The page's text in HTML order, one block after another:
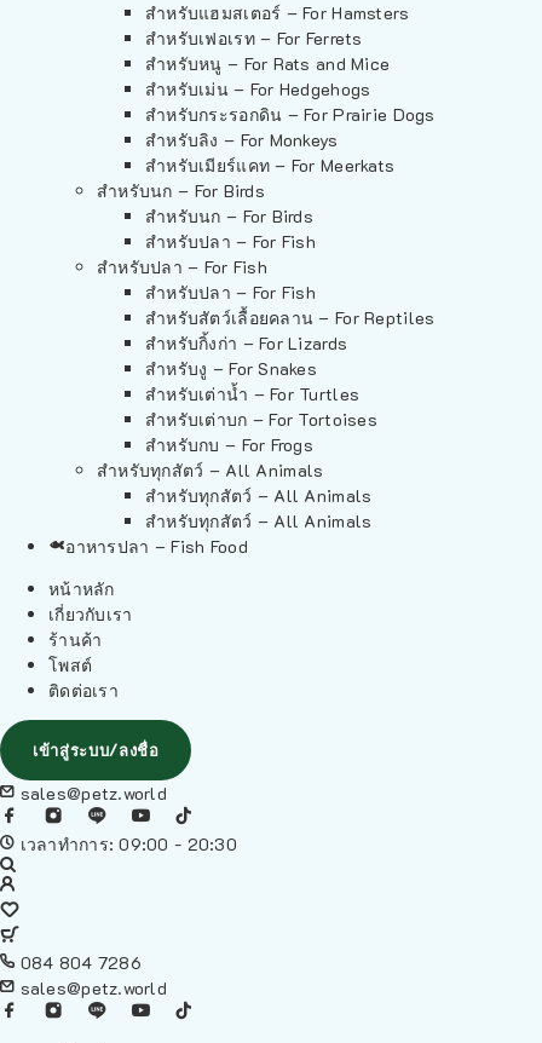
สำหรับแฮมสเตอร์ – For Hamsters
สำหรับเฟอเรท – For Ferrets
สำหรับหนู – For Rats and Mice
สำหรับเม่น – For Hedgehogs
สำหรับกระรอกดิน – For Prairie Dogs
สำหรับลิง – For Monkeys
สำหรับเมียร์แคท – For Meerkats
สำหรับนก – For Birds
สำหรับนก – For Birds
สำหรับปลา – For Fish
สำหรับปลา – For Fish
สำหรับปลา – For Fish
สำหรับสัตว์เลื้อยคลาน – For Reptiles
สำหรับกิ้งก่า – For Lizards
สำหรับงู – For Snakes
สำหรับเต่าน้ำ – For Turtles
สำหรับเต่าบก – For Tortoises
สำหรับกบ – For Frogs
สำหรับทุกสัตว์ – All Animals
สำหรับทุกสัตว์ – All Animals
สำหรับทุกสัตว์ – All Animals
อาหารปลา – Fish Food
หน้าหลัก
เกี่ยวกับเรา
ร้านค้า
โพสต์
ติดต่อเรา
เข้าสู่ระบบ/ลงชื่อ
sales@petz.world
เวลาทำการ: 09:00 - 20:30
084 804 7286
sales@petz.world